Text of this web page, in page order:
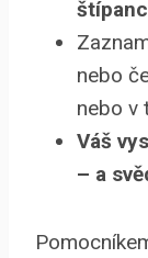
nebo
nebo v
Váš
– a